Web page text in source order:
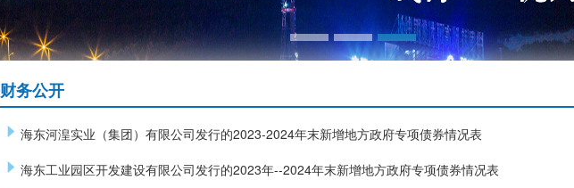
财务公开
海东河湟实业（集团）有限公司发行的2023-2024年末新增地方政府专项债券情况表
海东工业园区开发建设有限公司发行的2023年--2024年末新增地方政府专项债券情况表